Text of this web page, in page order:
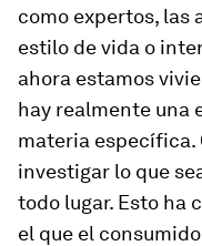
como expertos, las
estilo de vida o
ahora estamos
hay realmente una
materia específica.
investigar lo que
todo lugar. Esto ha
el que el